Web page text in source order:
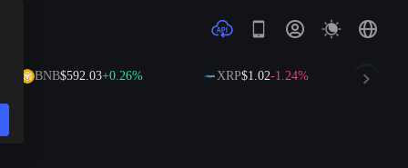
BNB$592.03+0.26% XRP$1.02-1.24% SOL